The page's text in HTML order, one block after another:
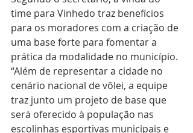
time para Vinhedo traz benefícios
para os moradores com a criação de
uma base forte para fomentar a
prática da modalidade no município.
“Além de representar a cidade no
cenário nacional de vôlei, a equipe
traz junto um projeto de base que
será oferecido à população nas
escolinhas esportivas municipais e